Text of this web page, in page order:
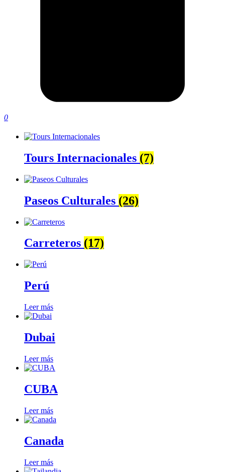
0
Tours Internacionales (7)
Paseos Culturales (26)
Carreteros (17)
Perú
Leer más
Dubai
Leer más
CUBA
Leer más
Canada
Leer más